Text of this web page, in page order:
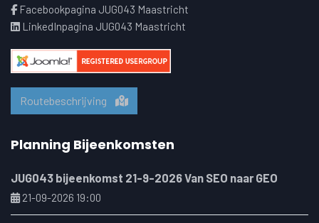
Facebookpagina JUG043 Maastricht
LinkedInpagina JUG043 Maastricht
Routebeschrijving
Planning Bijeenkomsten
JUG043 bijeenkomst 21-9-2026 Van SEO naar GEO
21-09-2026 19:00